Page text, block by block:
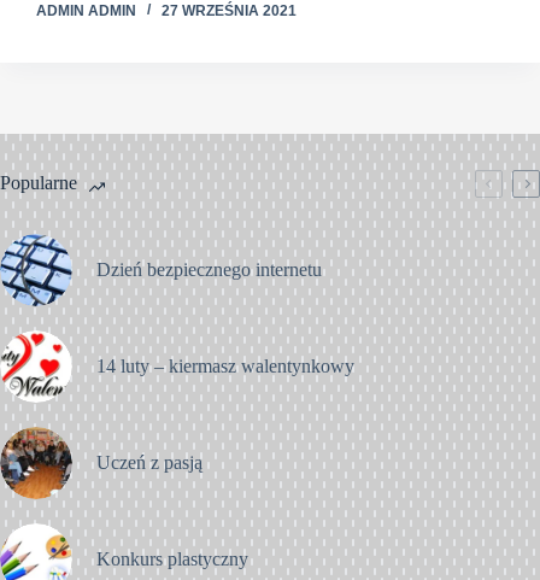
ADMIN ADMIN 27 WRZEŚNIA 2021
Popularne
Dzień bezpiecznego internetu
14 luty – kiermasz walentynkowy
Uczeń z pasją
Konkurs plastyczny